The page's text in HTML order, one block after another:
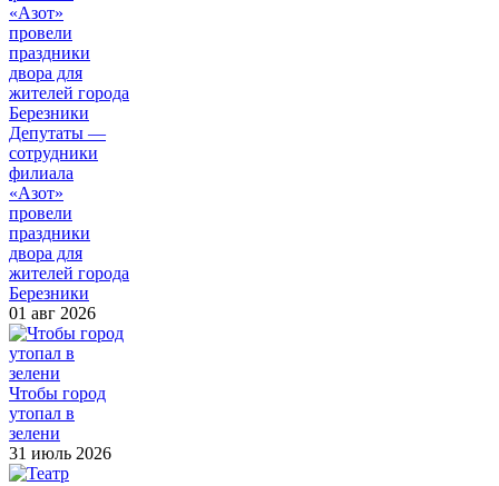
Депутаты —
сотрудники
филиала
«Азот»
провели
праздники
двора для
жителей города
Березники
01 авг 2026
Чтобы город
утопал в
зелени
31 июль 2026